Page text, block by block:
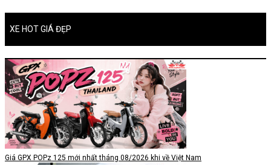
XE HOT GIÁ ĐẸP
Giá GPX POPz 125 mới nhất tháng 08/2026 khi về Việt Nam